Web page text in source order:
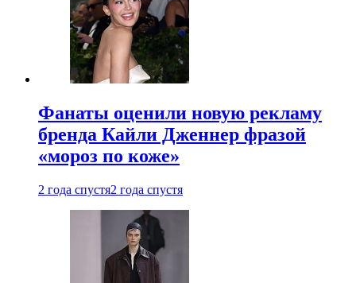
Фанаты оценили новую рекламу
бренда Кайли Дженнер фразой
«мороз по коже»
2 года спустя2 года спустя